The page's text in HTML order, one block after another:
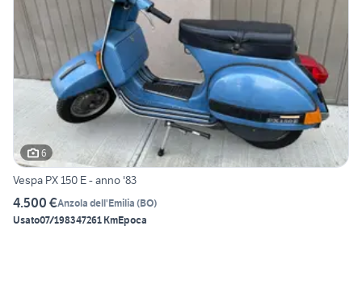
6
Vespa PX 150 E - anno '83
4.500 €Anzola dell'Emilia (BO)
Usato07/198347261 KmEpoca